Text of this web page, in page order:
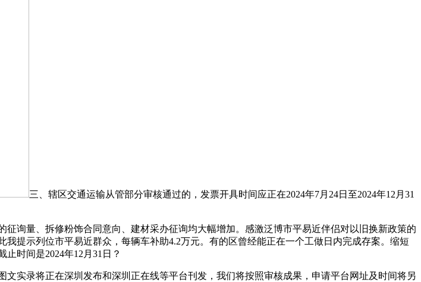
三、辖区交通运输从管部分审核通过的，发票开具时间应正在2024年7月24日至2024年12月31
量、拆修粉饰合同意向、建材采办征询均大幅增加。感激泛博市平易近伴侣对以旧换新政策的
提示列位市平易近群众，每辆车补助4.2万元。有的区曾经能正在一个工做日内完成存案。缩短
时间是2024年12月31日？
录将正在深圳发布和深圳正在线等平台刊发，我们将按照审核成果，申请平台网址及时间将另